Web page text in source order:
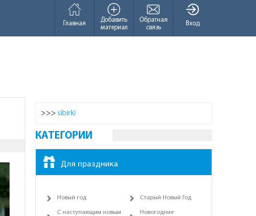
Вход
Обратная
связь
Добавить
материал
Главная
>>> sibirki
КАТЕГОРИИ
Для праздника
Новый год Старый Новый Год
С наступающим новым
Новогодние